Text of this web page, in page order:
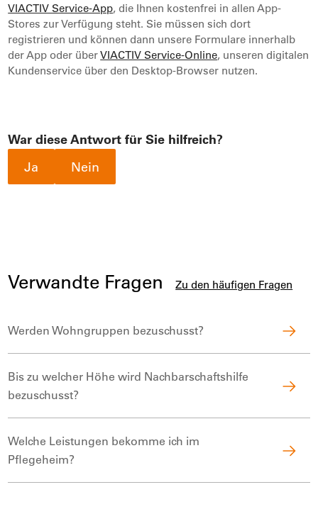
VIACTIV Service-App, die Ihnen kostenfrei in allen App-
Stores zur Verfügung steht. Sie müssen sich dort
registrieren und können dann unsere Formulare innerhalb
der App oder überVIACTIV Service-Online, unseren digitalen
Kundenservice über den Desktop-Browser nutzen.
War diese Antwort für Sie hilfreich?
Ja
Nein
Verwandte Fragen Zu den häufigen Fragen
Werden Wohngruppen bezuschusst?
Bis zu welcher Höhe wird Nachbarschaftshilfe
bezuschusst?
Welche Leistungen bekomme ich im
Pflegeheim?